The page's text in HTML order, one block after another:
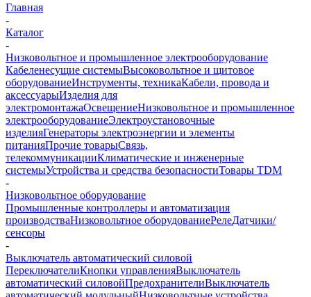
Главная
-
Каталог
-
Низковольтное и промышленное электрооборудование
Кабеленесущие системыВысоковольтное и щитовое
оборудованиеИнструменты, техникаКабели, провода и
аксессуарыИзделия для
электромонтажаОсвещениеНизковольтное и промышленное
электрооборудованиеЭлектроустановочные
изделияГенераторы электроэнергии и элементы
питанияПрочие товарыСвязь,
телекоммуникацииКлиматические и инженерные
системыУстройства и средства безопасностиТовары TDM
-
Низковольтное оборудование
Промышленные контроллеры и автоматизация
производстваНизковольтное оборудованиеРелеДатчики/
сенсоры
-
Выключатель автоматический силовой
ПереключателиКнопки управленияВыключатель
автоматический силовойПредохранителиВыключатель